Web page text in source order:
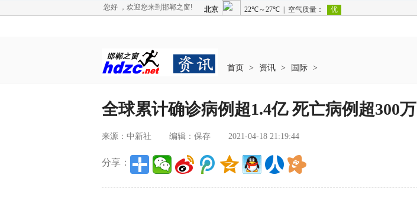
您好 ，欢迎您来到邯郸之窗!
首页 > 资讯 > 国际 >
全球累计确诊病例超1.4亿 死亡病例超300万
来源：中新社 编辑：保存 2021-04-18 21:19:44
分享：